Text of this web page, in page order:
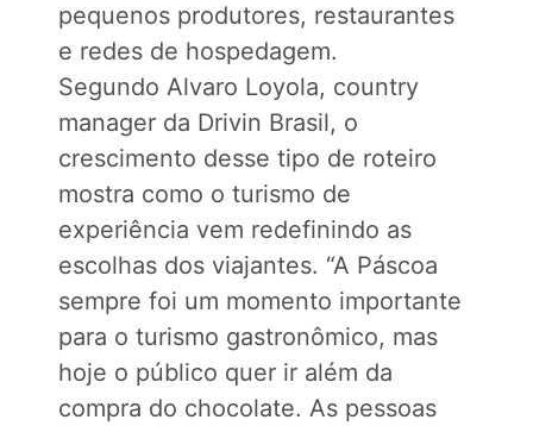
pequenos produtores, restaurantes
e redes de hospedagem.
Segundo Alvaro Loyola, country
manager da Drivin Brasil, o
crescimento desse tipo de roteiro
mostra como o turismo de
experiência vem redefinindo as
escolhas dos viajantes. “A Páscoa
sempre foi um momento importante
para o turismo gastronômico, mas
hoje o público quer ir além da
compra do chocolate. As pessoas